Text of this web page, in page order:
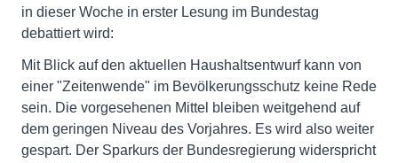
in dieser Woche in erster Lesung im Bundestag
debattiert wird:
Mit Blick auf den aktuellen Haushaltsentwurf kann von
einer "Zeitenwende" im Bevölkerungsschutz keine Rede
sein. Die vorgesehenen Mittel bleiben weitgehend auf
dem geringen Niveau des Vorjahres. Es wird also weiter
gespart. Der Sparkurs der Bundesregierung widerspricht